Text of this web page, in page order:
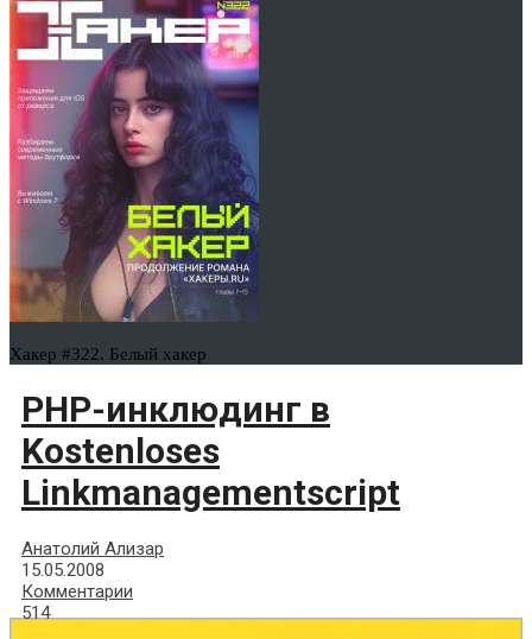
Хакер #322. Белый хакер
PHP-инклюдинг в
Kostenloses
Linkmanagementsсriрt
Анатолий Ализар
15.05.2008
Комментарии
514